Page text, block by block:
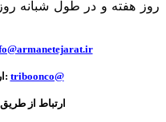
روز هفته و در طول شبانه
ارتباط از طریق تلگرام: triboonco@
ارتباط از